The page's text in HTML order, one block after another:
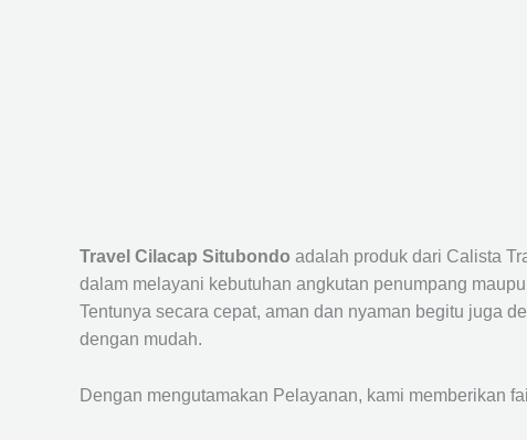
Travel Cilacap Situbondo adalah produk dari Calista
dalam melayani kebutuhan angkutan penumpang
Tentunya secara cepat, aman dan nyaman begitu juga
dengan mudah.
Dengan mengutamakan Pelayanan, kami memberikan